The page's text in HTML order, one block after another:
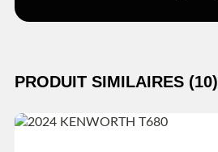
PRODUIT SIMILAIRES (10)